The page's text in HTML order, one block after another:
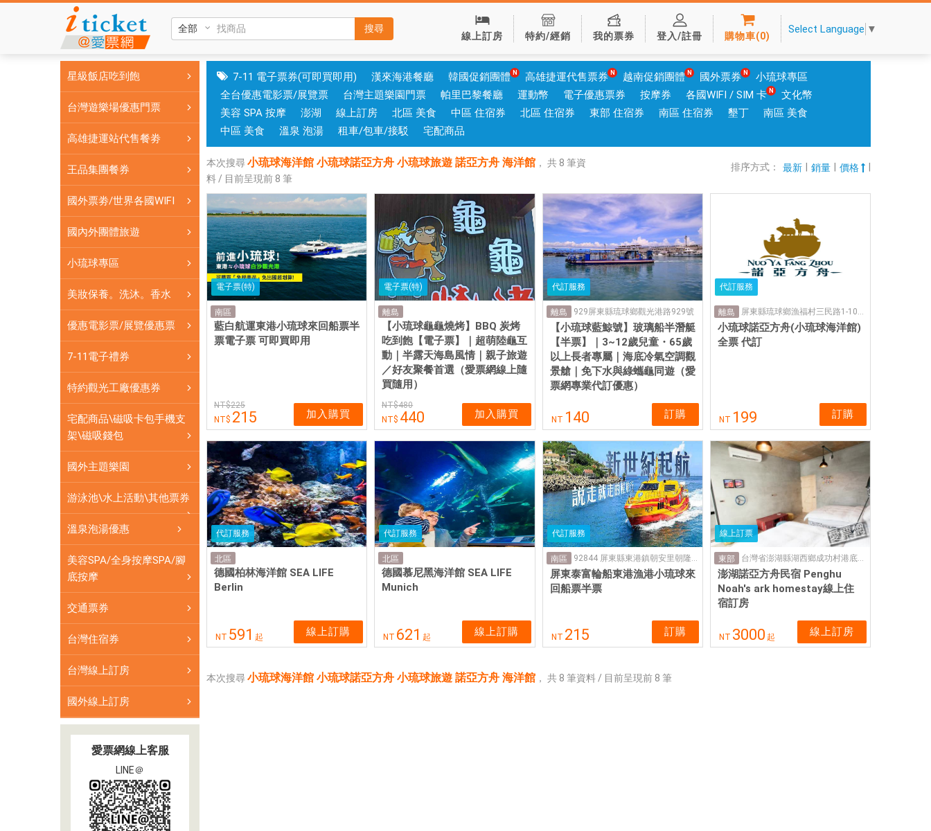
海
小
琉
球
方
舟
琉
旅
遊
諾
亞
海
洋
館|
提
供
各
優
惠
券
搜尋
線上訂房 特約/經銷 我的票券 登入/註冊 購物車(0)
Select Language ▼
星級飯店吃到飽
台灣遊樂場優惠門票
高雄捷運站代售餐劵
王品集團餐券
國外票劵/世界各國WIFI
國內外團體旅遊
小琉球專區
美妝保養。洗沐。香水
優惠電影票/展覽優惠票
7-11電子禮券
特約觀光工廠優惠券
宅配商品\磁吸卡包手機支
架\磁吸錢包
國外主題樂園
游泳池\水上活動\其他票券
溫泉泡湯優惠
美容SPA/全身按摩SPA/腳
底按摩
交通票券
台灣住宿券
台灣線上訂房
國外線上訂房
愛票網線上客服
LINE＠
7-11 電子票券(可即買即用) 漢來海港餐廳 韓國促銷團體 高雄捷運代售票券 越南促銷團體 國外票券
小琉球專區
全台優惠電影票/展覽票
台灣主題樂園門票 帕里巴黎餐廳 運動幣 電子優惠票券 按摩券 各國WIFI / SIM 卡
文化幣
美容 SPA 按摩
澎湖 線上訂房 北區 美食 中區 住宿券 北區 住宿券 東部 住宿券 南區 住宿券 墾丁
南區 美食
中區 美食
溫泉 泡湯 租車/包車/接駁 宅配商品
本次搜尋 小琉球海洋館 小琉球諾亞方舟 小琉球旅遊 諾亞方舟 海洋館 ， 共 8 筆資
料 / 目前呈現前 8 筆
排序方式： 最新 銷量 價格
電子票(特)
南區
藍白航運東港小琉球來回船票半
票電子票 可即買即用
225
215 加入購買
電子票(特)
離島
【小琉球龜龜燒烤】BBQ 炭烤
吃到飽【電子票】｜超萌陸龜互
動｜半露天海島風情｜親子旅遊
／好友聚餐首選（愛票網線上隨
買隨用）
480
440 加入購買
代訂服務
離島 929屏東縣琉球鄉觀光港路929號
【小琉球藍鯨號】玻璃船半潛艇
【半票】｜3~12歲兒童・65歲
以上長者專屬｜海底冷氣空調觀
景艙｜免下水與綠蠵龜同遊（愛
票網專業代訂優惠）
NT 140 訂購
代訂服務
離島
小琉球諾亞方舟(小琉球海洋館)
全票 代訂
NT 199 訂購
代訂服務
北區
德國柏林海洋館 SEA LIFE
Berlin
NT 591 起 線上訂購
代訂服務
北區
德國慕尼黑海洋館 SEA LIFE
Munich
NT 621 起 線上訂購
代訂服務
南區 92844 屏東縣東港鎮朝安里朝隆路43號 (航運中心 泰富航運)
屏東泰富輪船東港漁港小琉球來
回船票半票
NT 215 訂購
線上訂票
東部 台灣省澎湖縣湖西鄉成功村港底150號
澎湖諾亞方舟民宿 Penghu
Noah's ark homestay線上住
宿訂房
NT 3000 起 線上訂房
本次搜尋 小琉球海洋館 小琉球諾亞方舟 小琉球旅遊 諾亞方舟 海洋館 ， 共 8 筆資料 / 目前呈現前 8 筆